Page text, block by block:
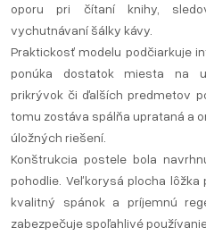
oporu pri čítaní knihy,
vychutnávaní šálky kávy.
Praktickosť modelu podčiarkuje
ponúka dostatok miesta na
prikrývok či ďalších predmetov
tomu zostáva spálňa uprataná a
úložných riešení.
Konštrukcia postele bola
pohodlie. Veľkorysá plocha
kvalitný spánok a príjemnú
zabezpečuje spoľahlivé